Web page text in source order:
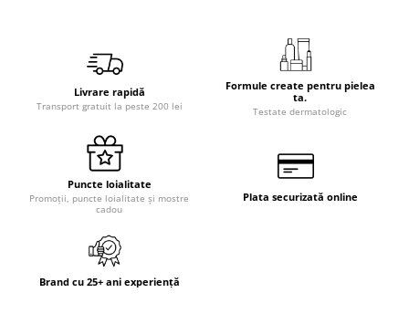
Livrare rapidă
Transport gratuit la peste 200 lei
Formule create pentru pielea
ta.
Testate dermatologic
Puncte loialitate
Promoții, puncte loialitate și mostre
cadou
Plata securizată online
Brand cu 25+ ani experiență